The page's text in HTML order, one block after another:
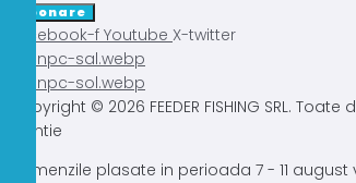
Abonare
Facebook-f Youtube X-twitter
Copyright © 2026 FEEDER FISHING SRL.
Atentie
Comenzile plasate in perioada 7 - 11